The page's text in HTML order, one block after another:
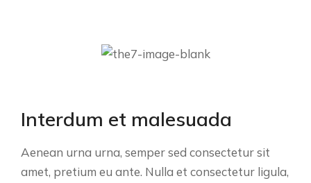
Interdum et malesuada
Aenean urna urna, semper sed consectetur sit
amet, pretium eu ante. Nulla et consectetur ligula,